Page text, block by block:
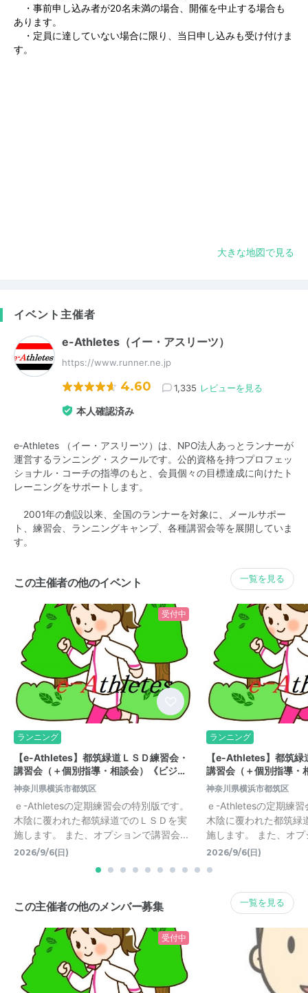
・事前申し込み者が20名未満の場合、開催を中止する場合も
あります。
・定員に達していない場合に限り、当日申し込みも受け付けま
す。
大きな地図で見る
イベント主催者
e-Athletes（イー・アスリーツ）
https://www.runner.ne.jp
4.60 1,335 レビューを見る
本人確認済み
e‐Athletes （イー・アスリーツ）は、NPO法人あっとランナーが
運営するランニング・スクールです。公的資格を持つプロフェッ
ショナル・コーチの指導のもと、会員個々の目標達成に向けたト
レーニングをサポートします。
2001年の創設以来、全国のランナーを対象に、メールサポー
ト、練習会、ランニングキャンプ、各種講習会等を展開していま
す。
この主催者の他のイベント 一覧を見る
受付中
ランニング
【e-Athletes】都筑緑道ＬＳＤ練習会・
講習会（＋個別指導・相談会）《ビジ…
神奈川県横浜市都筑区
ｅ-Athletesの定期練習会の特別版です。
木陰に覆われた都筑緑道でのＬＳＤを実
施します。 また、オプションで講習会...
2026/9/6(日)
ランニング
【e-Athletes】都筑緑
講習会（＋個別指導・
神奈川県横浜市都筑区
ｅ-Athletesの定期練
木陰に覆われた都筑緑
施します。 また、オ
2026/9/6(日)
この主催者の他のメンバー募集 一覧を見る
受付中